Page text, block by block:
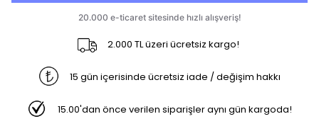
2.000 TL üzeri ücretsiz kargo!
15 gün içerisinde ücretsiz iade / değişim hakkı
15.00'dan önce verilen siparişler aynı gün kargoda!